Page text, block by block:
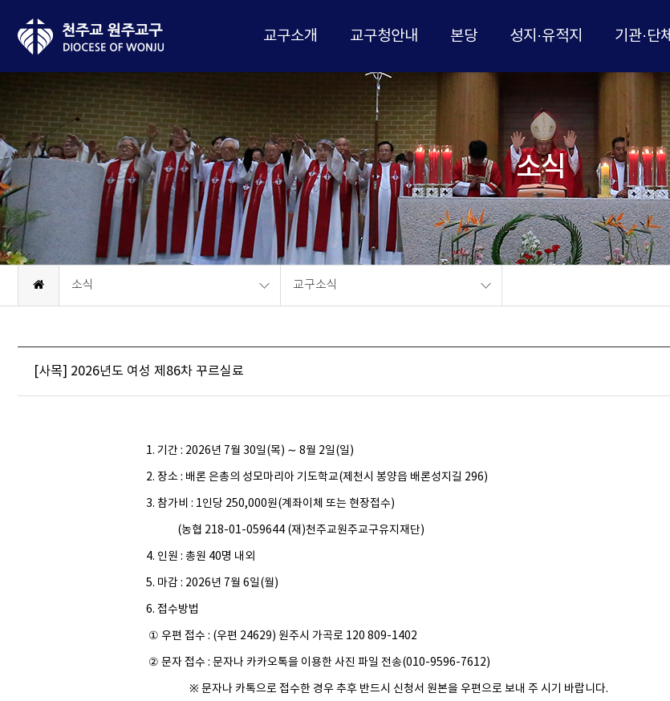
교구소개 교구청안내 본당 성지·유적지 기관·단체
소식
소식 교구소식
[사목] 2026년도 여성 제86차 꾸르실료
1. 기간 : 2026년 7월 30일(목) ∼ 8월 2일(일)
2. 장소 : 배론 은총의 성모마리아 기도학교(제천시 봉양읍 배론성지길 296)
3. 참가비 : 1인당 250,000원(계좌이체 또는 현장접수)
(농협 218-01-059644 (재)천주교원주교구유지재단)
4. 인원 : 총원 40명 내외
5. 마감 : 2026년 7월 6일(월)
6. 접수방법
① 우편 접수 : (우편 24629) 원주시 가곡로 120 809-1402
② 문자 접수 : 문자나 카카오톡을 이용한 사진 파일 전송(010-9596-7612)
※ 문자나 카톡으로 접수한 경우 추후 반드시 신청서 원본을 우편으로 보내 주 시기 바랍니다.